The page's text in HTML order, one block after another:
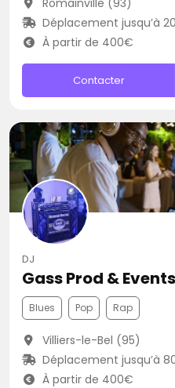
Romainville (93)
Déplacement jusqu’à
À partir de 400€
Contacter
DJ
Gass Prod & Events
Blues Pop Rap
Villiers-le-Bel (95)
Déplacement jusqu’à
À partir de 400€